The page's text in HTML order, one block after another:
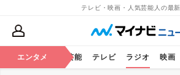
テレビ・映画・人気芸能人の最
エンタメ 芸能 テレビ ラジオ 映画